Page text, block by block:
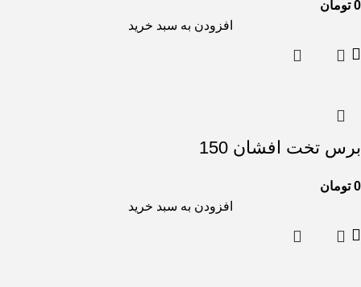
0 تومان
افزودن به سبد خرید
برس تخت افشان 150
0 تومان
افزودن به سبد خرید